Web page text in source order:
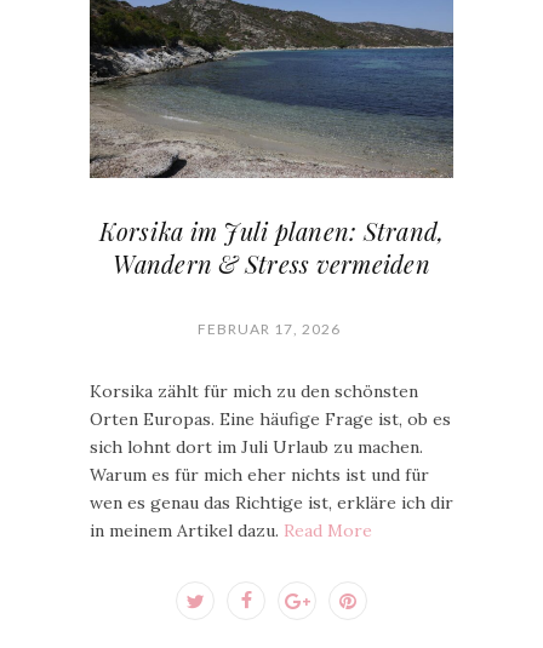
Korsika im Juli planen: Strand,
Wandern & Stress vermeiden
FEBRUAR 17, 2026
Korsika zählt für mich zu den schönsten
Orten Europas. Eine häufige Frage ist, ob es
sich lohnt dort im Juli Urlaub zu machen.
Warum es für mich eher nichts ist und für
wen es genau das Richtige ist, erkläre ich dir
in meinem Artikel dazu. Read More